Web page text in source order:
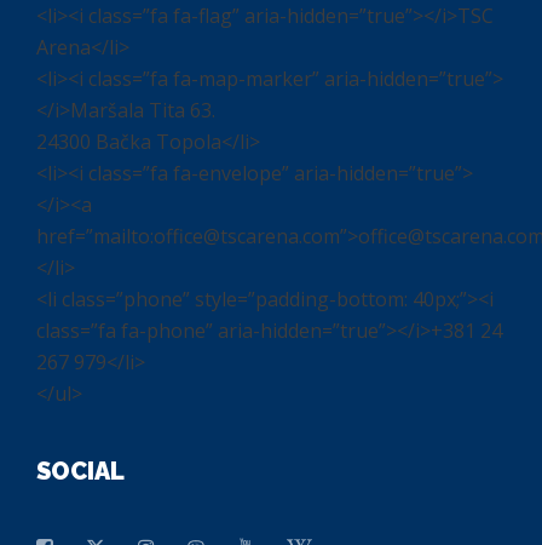
<li><i class=”fa fa-flag” aria-hidden=”true”></i>TSC
Arena</li>
<li><i class=”fa fa-map-marker” aria-hidden=”true”>
</i>Maršala Tita 63.
24300 Bačka Topola</li>
<li><i class=”fa fa-envelope” aria-hidden=”true”>
</i><a
</li>
<li class=”phone” style=”padding-bottom: 40px;”><i
class=”fa fa-phone” aria-hidden=”true”></i>+381 24
267 979</li>
</ul>
SOCIAL